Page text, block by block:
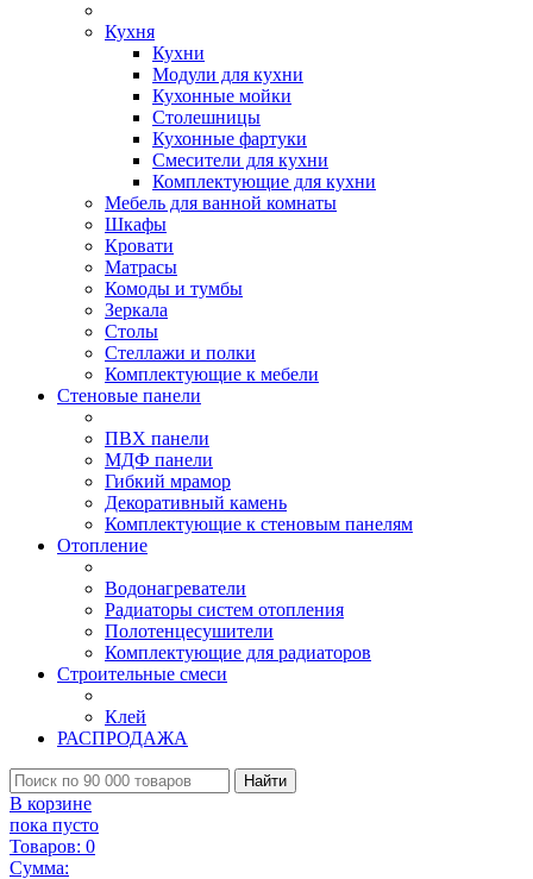
Кухня
Кухни
Модули для кухни
Кухонные мойки
Столешницы
Кухонные фартуки
Смесители для кухни
Комплектующие для кухни
Мебель для ванной комнаты
Шкафы
Кровати
Матрасы
Комоды и тумбы
Зеркала
Столы
Стеллажи и полки
Комплектующие к мебели
Стеновые панели
ПВХ панели
МДФ панели
Гибкий мрамор
Декоративный камень
Комплектующие к стеновым панелям
Отопление
Водонагреватели
Радиаторы систем отопления
Полотенцесушители
Комплектующие для радиаторов
Строительные смеси
Клей
РАСПРОДАЖА
Найти
В корзине
пока пусто
Товаров: 0
Сумма: